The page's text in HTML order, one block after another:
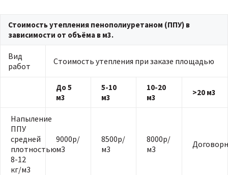
Стоимость утепления пенополиуретаном (ППУ) в
зависимости от объёма в м3.
Вид
работ
Стоимость утепления при заказе площадью
До 5
м3
5-10
м3
10-20
м3
>20 м3
Напыление
ППУ
средней
плотностью
8-12
кг/м3
9000р/
м3
8500р/
м3
8000р/
м3